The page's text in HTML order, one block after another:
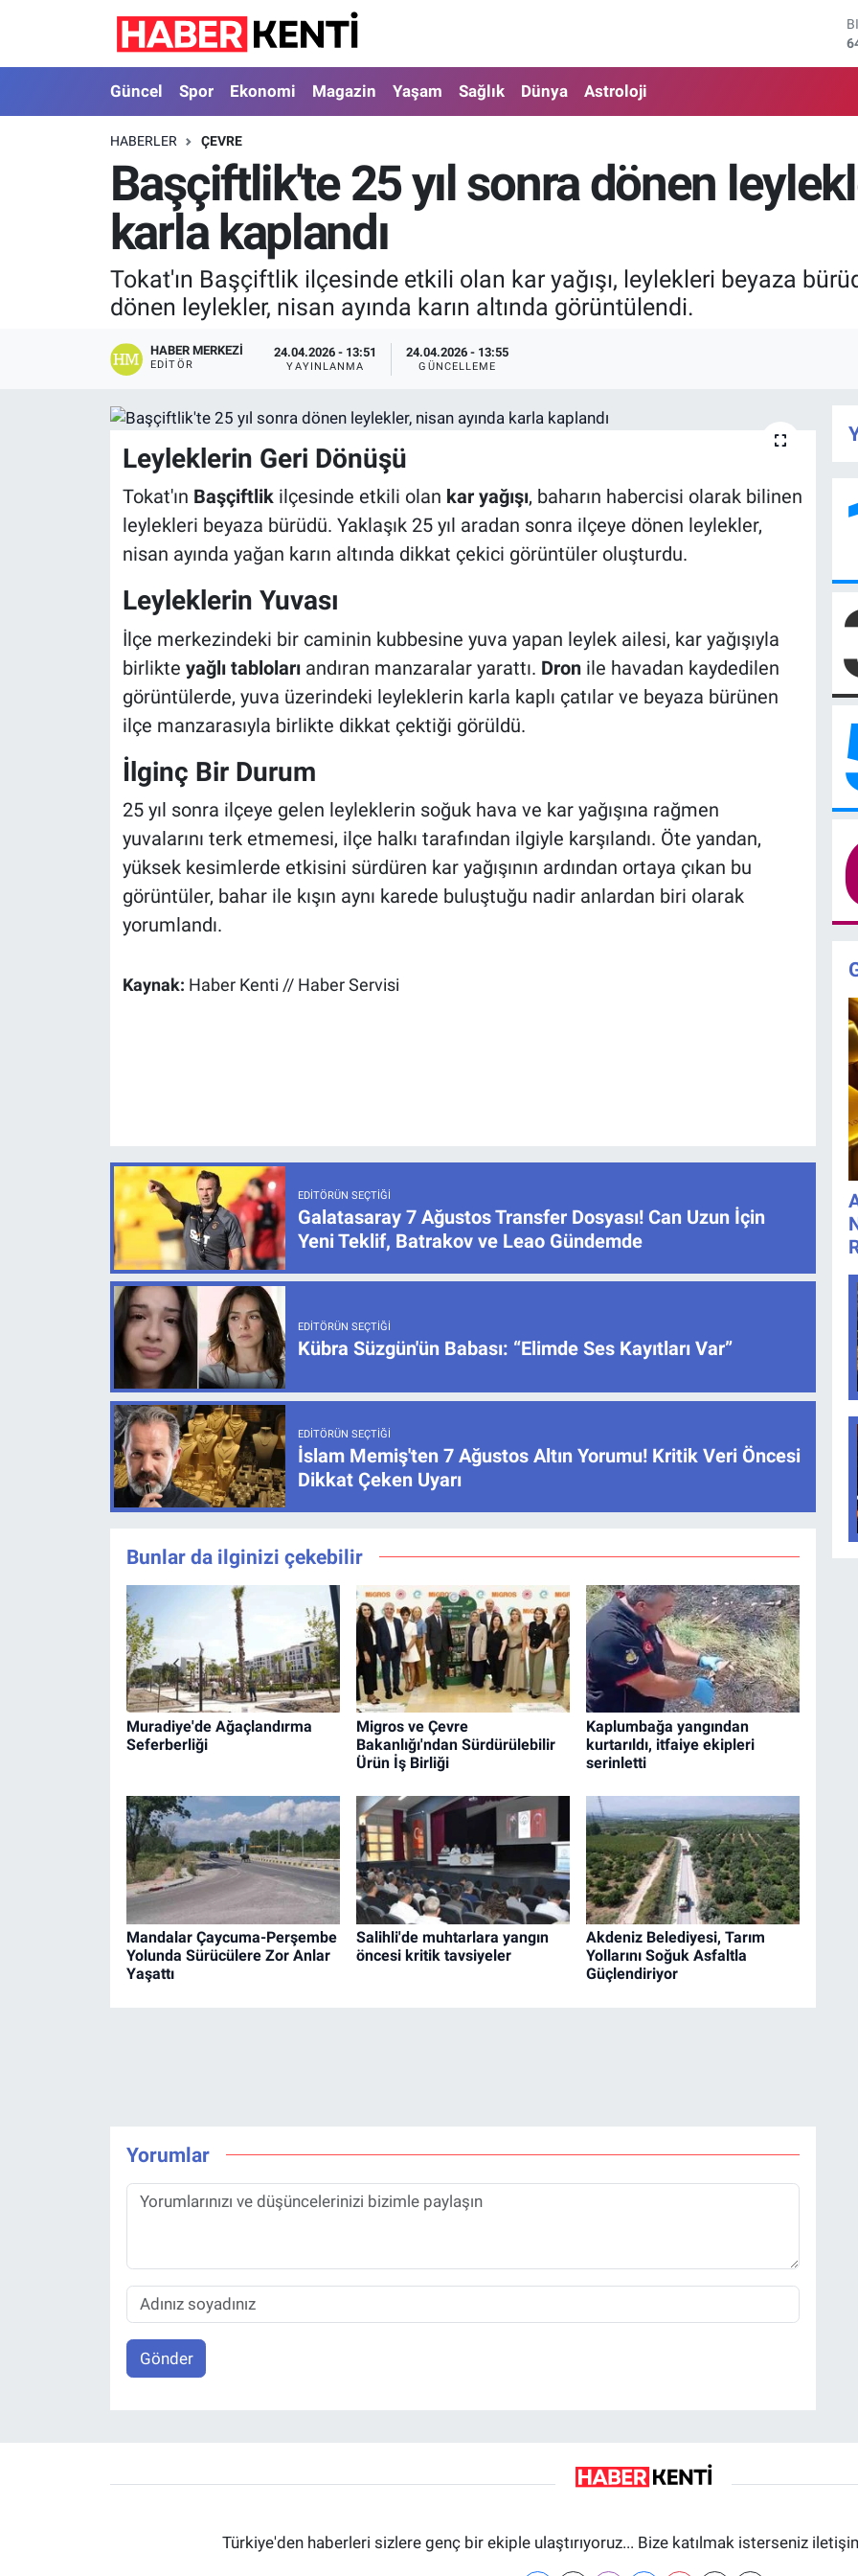
Güncel Spor Ekonomi Magazin Yaşam Sağlık Dünya Astroloji
HABERLER ÇEVRE
Başçiftlik'te 25 yıl sonra dönen
karla kaplandı
Tokat'ın Başçiftlik ilçesinde etkili olan kar yağışı, leylekleri beyaza
dönen leylekler, nisan ayında karın altında görüntülendi.
HABER MERKEZI
EDITÖR
24.04.2026 - 13:51
YAYINLANMA
24.04.2026 - 13:55
GÜNCELLEME
Leyleklerin Geri Dönüşü
Tokat'ın Başçiftlikilçesinde etkili olan kar yağışı, baharın habercisi olarak bilinen
leylekleri beyaza bürüdü. Yaklaşık 25 yıl aradan sonra ilçeye dönen leylekler,
nisan ayında yağan karın altında dikkat çekici görüntüler oluşturdu.
Leyleklerin Yuvası
İlçe merkezindeki bir caminin kubbesine yuva yapan leylek ailesi, kar yağışıyla
birlikte yağlı tablolarıandıran manzaralar yarattı. Dronile havadan kaydedilen
görüntülerde, yuva üzerindeki leyleklerin karla kaplı çatılar ve beyaza bürünen
ilçe manzarasıyla birlikte dikkat çektiği görüldü.
İlginç Bir Durum
25 yıl sonra ilçeye gelen leyleklerin soğuk hava ve kar yağışına rağmen
yuvalarını terk etmemesi, ilçe halkı tarafından ilgiyle karşılandı. Öte yandan,
yüksek kesimlerde etkisini sürdüren kar yağışının ardından ortaya çıkan bu
görüntüler, bahar ile kışın aynı karede buluştuğu nadir anlardan biri olarak
yorumlandı.
Kaynak: Haber Kenti // Haber Servisi
EDITÖRÜN SEÇTIĞI
Galatasaray 7 Ağustos Transfer Dosyası! Can Uzun İçin
Yeni Teklif, Batrakov ve Leao Gündemde
EDITÖRÜN SEÇTIĞI
Kübra Süzgün'ün Babası: “Elimde Ses Kayıtları Var”
EDITÖRÜN SEÇTIĞI
İslam Memiş'ten 7 Ağustos Altın Yorumu! Kritik Veri Öncesi
Dikkat Çeken Uyarı
Bunlar da ilginizi çekebilir
Muradiye'de Ağaçlandırma
Seferberliği
Migros ve Çevre
Bakanlığı'ndan Sürdürülebilir
Ürün İş Birliği
Kaplumbağa yangından
kurtarıldı, itfaiye ekipleri
serinletti
Mandalar Çaycuma-Perşembe
Yolunda Sürücülere Zor Anlar
Yaşattı
Salihli'de muhtarlara yangın
öncesi kritik tavsiyeler
Akdeniz Belediyesi, Tarım
Yollarını Soğuk Asfaltla
Güçlendiriyor
Yorumlar
Gönder
Türkiye'den haberleri sizlere genç bir ekiple ulaştırıyoruz... Bize katılmak isterseniz
Güncel
Spor
Ekonomi
Astroloji
Nöbetçi Eczaneler
Hava Durumu
İstanbul Namaz Vakitleri
Trafik Durumu
Süper Lig Puan Durumu ve Fikstür
Tüm Manşetler
Son Dakika Haberleri
Haber Arşivi